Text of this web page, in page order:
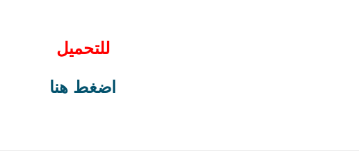
للتحميل
اضغط هنا